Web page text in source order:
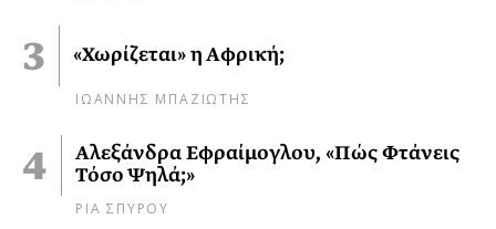
«Χωρίζεται» η Αφρική;
ΙΩΑΝΝΗΣ ΜΠΑΖΙΩΤΗΣ
Αλεξάνδρα Εφραίμογλου, «Πώς Φτάνεις
Τόσο Ψηλά;»
ΡΙΑ ΣΠΥΡΟΥ